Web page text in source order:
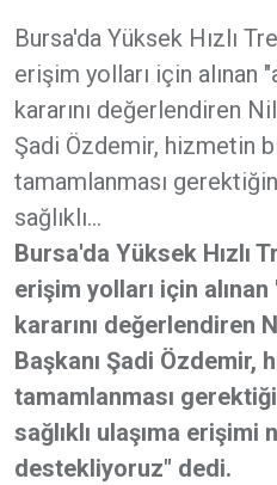
Bursa'da Yüksek Hızlı
erişim yolları için alınan
kararını değerlendiren
Şadi Özdemir, hizmetin
tamamlanması
sağlıklı...
Bursa'da Yüksek Hızlı
erişim yolları için
kararını değerlendiren
Başkanı Şadi Özdemir,
tamamlanması
sağlıklı ulaşıma erişimi
destekliyoruz" dedi.